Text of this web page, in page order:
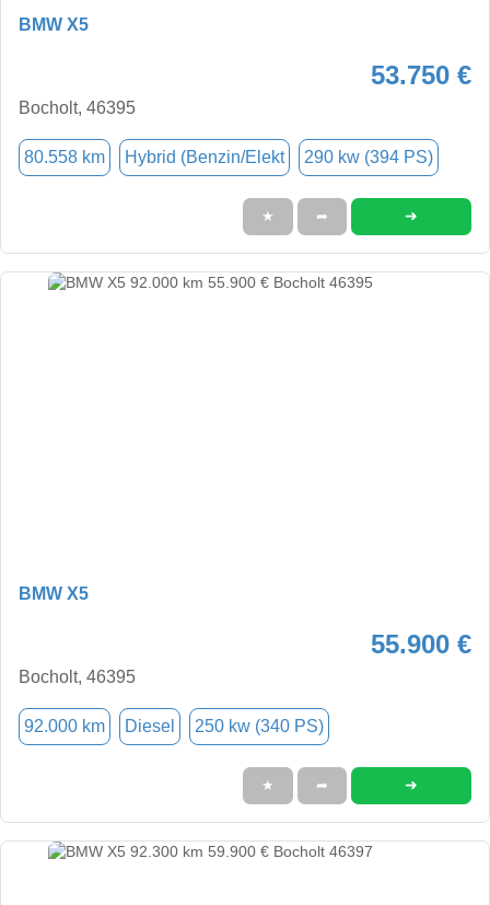
BMW X5
53.750 €
Bocholt, 46395
80.558 km Hybrid (Benzin/Elekt 290 kw (394 PS)
★ ➦ ➜
BMW X5
55.900 €
Bocholt, 46395
92.000 km Diesel 250 kw (340 PS)
★ ➦ ➜